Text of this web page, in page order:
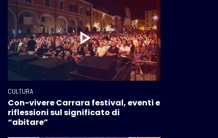
CULTURA
Con-vivere Carrara festival, eventi e
riflessioni sul significato di
“abitare”